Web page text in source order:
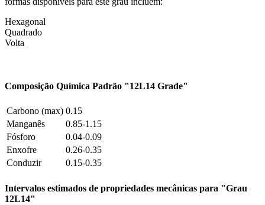
Hexagonal
Quadrado
Volta
Composição Química Padrão "12L14 Grade"
Carbono (max) 0.15
Manganês
0.85-1.15
Fósforo
0.04-0.09
Enxofre
0.26-0.35
Conduzir
0.15-0.35
Intervalos estimados de propriedades mecânicas para "Grau
12L14"